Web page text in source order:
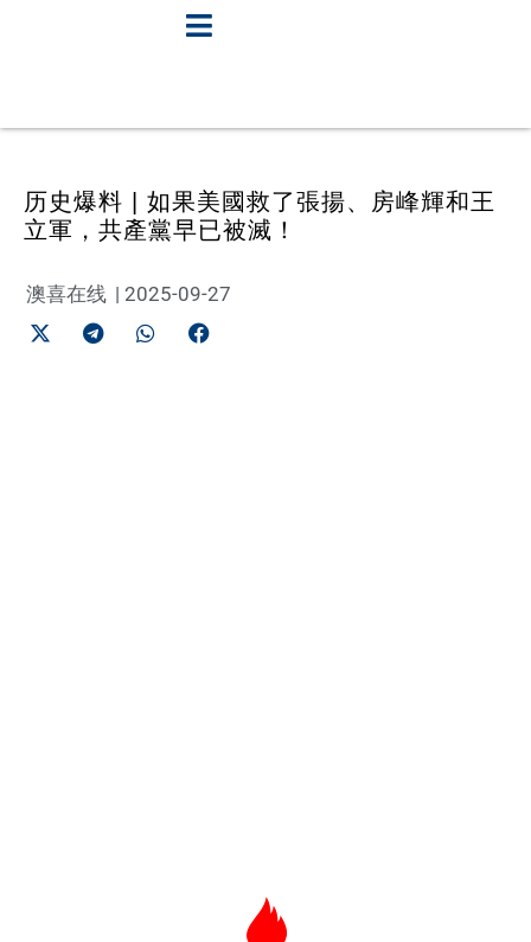
历史爆料 | 如果美國救了張揚、房峰輝和王
立軍，共產黨早已被滅！
澳喜在线 | 2025-09-27